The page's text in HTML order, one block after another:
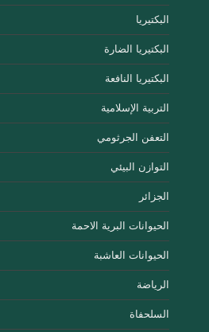
البكتيريا
البكتيريا الضارة
البكتيريا النافعة
التربية الإسلامية
التعفن الجرثومي
التوازن البيئي
الجزائر
الحيوانات البرية الاحمة
الحيوانات العاشبة
الرياضة
السلحفاة